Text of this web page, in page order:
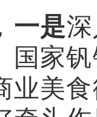
一是
国家
业美